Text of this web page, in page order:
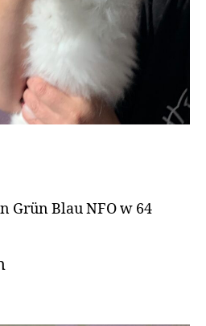
Grün Blau NFO w 64